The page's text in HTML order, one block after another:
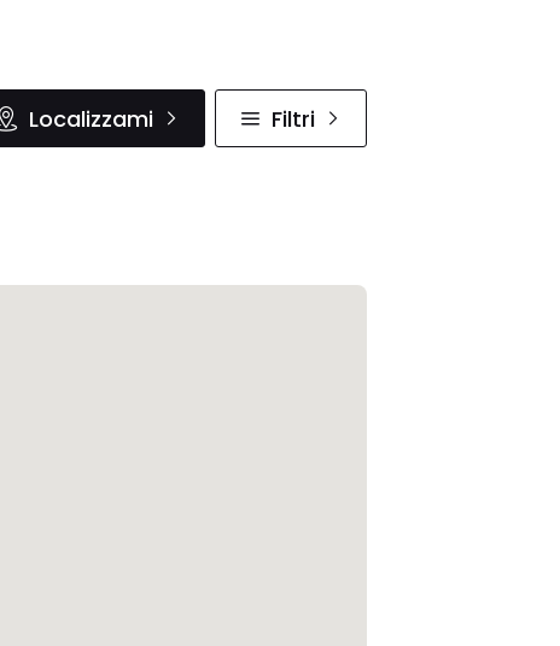
Localizzami Filtri